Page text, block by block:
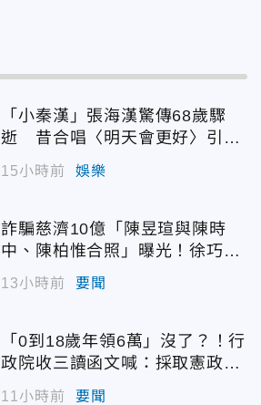
「小秦漢」張海漢驚傳68歲驟
逝 昔合唱〈明天會更好〉引追
15小時前 娛樂
詐騙慈濟10億「陳昱瑄與陳時
中、陳柏惟合照」曝光！徐巧芯
震撼出手
13小時前 要聞
「0到18歲年領6萬」沒了？！行
政院收三讀函文喊：採取憲政作
11小時前 要聞